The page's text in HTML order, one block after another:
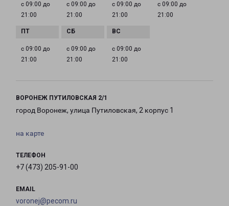
с 09:00 до
21:00
с 09:00 до
21:00
с 09:00 до
21:00
с 09:00 до
21:00
с 09:00 до
21:00
с 09:00 до
21:00
с 09:00 до
21:00
ВОРОНЕЖ ПУТИЛОВСКАЯ 2/1
город Воронеж, улица Путиловская, 2 корпус 1
на карте
ТЕЛЕФОН
+7 (473) 205-91-00
EMAIL
voronej@pecom.ru